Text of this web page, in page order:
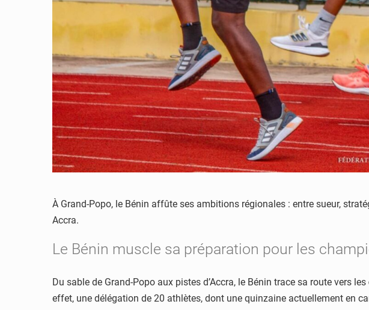
À Grand-Popo, le Bénin affûte ses ambitions régionales : entre sueur,
Accra.
Le Bénin muscle sa préparation pour les
Du sable de Grand-Popo aux pistes d’Accra, le Bénin trace sa route vers les
effet, une délégation de 20 athlètes, dont une quinzaine actuellement en